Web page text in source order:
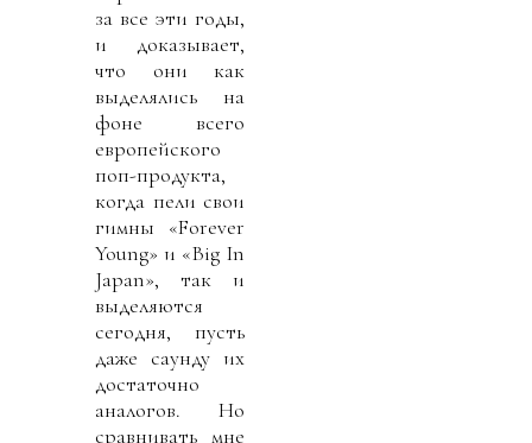
за все эти годы,
и доказывает,
что они как
выделялись на
фоне всего
европейского
поп-продукта,
когда пели свои
гимны «Forever
Young» и «Big In
Japan», так и
выделяются
сегодня, пусть
даже саунду их
достаточно
аналогов. Но
сравнивать мне